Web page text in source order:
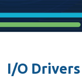
I/O Drivers